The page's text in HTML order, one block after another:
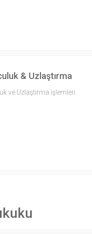
& Uzlaştırma
ve Uzlaştırma işlemleri